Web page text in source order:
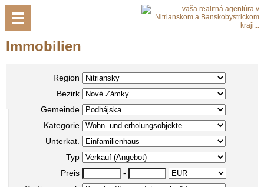
Immobilien
Region
Bezirk
Gemeinde
Kategorie
Unterkat.
Typ
Preis
-